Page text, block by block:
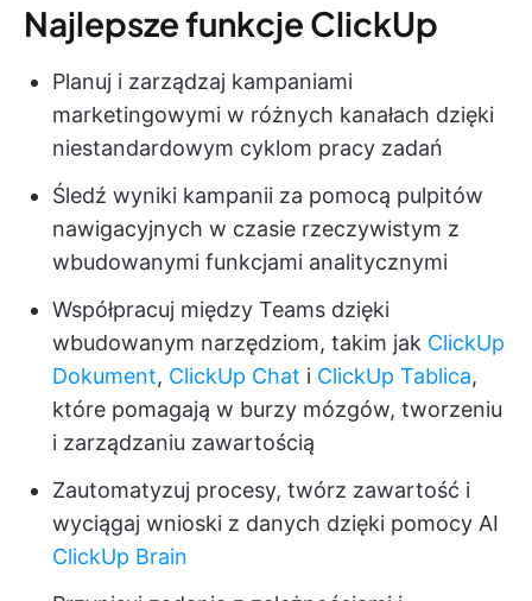
Najlepsze funkcje ClickUp
Planuj i zarządzaj kampaniami
marketingowymi w różnych kanałach dzięki
niestandardowym cyklom pracy zadań
Śledź wyniki kampanii za pomocą pulpitów
nawigacyjnych w czasie rzeczywistym z
wbudowanymi funkcjami analitycznymi
Współpracuj między Teams dzięki
wbudowanym narzędziom, takim jak ClickUp
Dokument, ClickUp Chat i ClickUp Tablica,
które pomagają w burzy mózgów, tworzeniu
i zarządzaniu zawartością
Zautomatyzuj procesy, twórz zawartość i
wyciągaj wnioski z danych dzięki pomocy AI
ClickUp Brain